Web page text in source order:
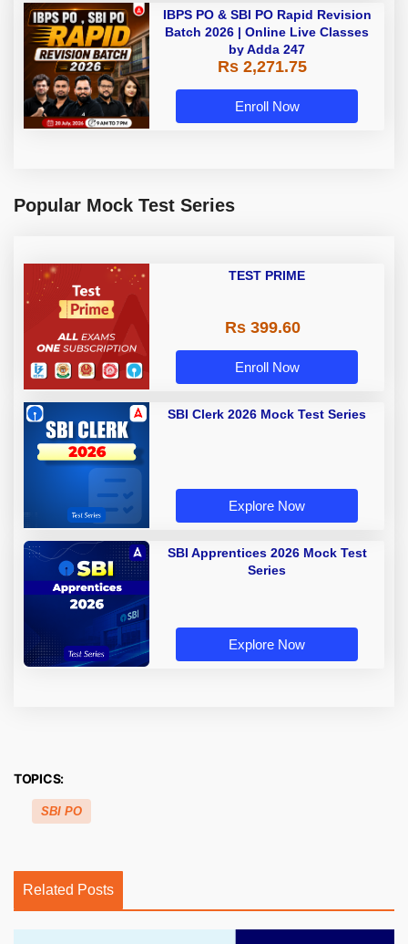
IBPS PO & SBI PO Rapid Revision
Batch 2026 | Online Live Classes
by Adda 247
Rs 2,271.75
Enroll Now
Popular Mock Test Series
TEST PRIME
Rs 399.60
Enroll Now
SBI Clerk 2026 Mock Test Series
Explore Now
SBI Apprentices 2026 Mock Test
Series
Explore Now
TOPICS:
SBI PO
Related Posts